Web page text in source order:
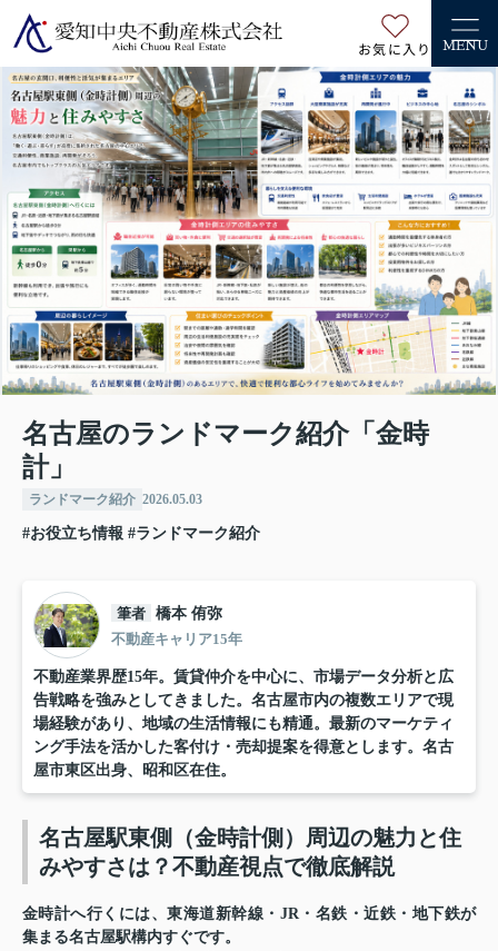
お気に入り MENU
名古屋のランドマーク紹介「金時
計」
ランドマーク紹介 2026.05.03
#お役立ち情報 #ランドマーク紹介
筆者 橋本 侑弥
不動産キャリア15年
不動産業界歴15年。賃貸仲介を中心に、市場データ分析と広
告戦略を強みとしてきました。名古屋市内の複数エリアで現
場経験があり、地域の生活情報にも精通。最新のマーケティ
ング手法を活かした客付け・売却提案を得意とします。名古
屋市東区出身、昭和区在住。
名古屋駅東側（金時計側）周辺の魅力と住
みやすさは？不動産視点で徹底解説
金時計へ行くには、東海道新幹線 ・JR・名鉄・近鉄・地下鉄が
集まる名古屋駅構内すぐです。